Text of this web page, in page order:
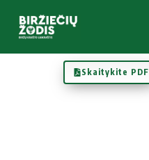
Skaitykite PDF